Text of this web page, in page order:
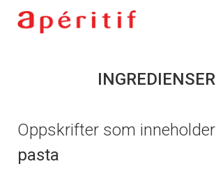
INGREDIENSER
Oppskrifter som inneholder
pasta